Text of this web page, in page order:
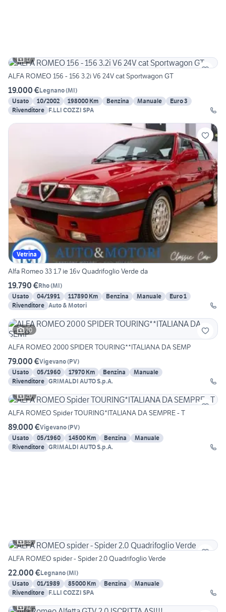
17
ALFA ROMEO 156 - 156 3.2i V6 24V cat Sportwagon GT
19.000 €Legnano(MI)
Usato
10/2002 198000 Km Benzina Manuale
Euro 3
Rivenditore F.LLI COZZI SPA
Vetrina
Alfa Romeo 33 1.7 ie 16v Quadrifoglio Verde da
19.790 €Rho(MI)
Usato
04/1991 117890 Km Benzina Manuale
Euro 1
Rivenditore Auto & Motori
20
ALFA ROMEO 2000 SPIDER TOURING**ITALIANA DA SEMP
79.000 €Vigevano(PV)
Usato
05/1960 17970 Km Benzina
Manuale
Rivenditore GRIMALDI AUTO S.p.A.
20
ALFA ROMEO Spider TOURING*ITALIANA DA SEMPRE - T
89.000 €Vigevano(PV)
Usato
05/1960 14500 Km Benzina
Manuale
Rivenditore GRIMALDI AUTO S.p.A.
18
ALFA ROMEO spider - Spider 2.0 Quadrifoglio Verde
22.000 €Legnano(MI)
Usato
01/1989 85000 Km Benzina
Manuale
Rivenditore F.LLI COZZI SPA
12